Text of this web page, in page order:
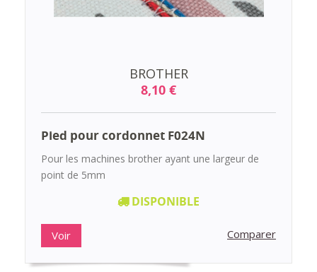
BROTHER
8,10 €
Pied pour cordonnet F024N
Pour les machines brother ayant une largeur de
point de 5mm
DISPONIBLE
Voir Comparer